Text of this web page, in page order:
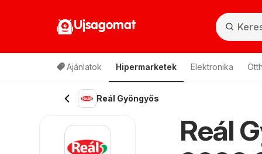
Ujsagomat
Ajánlatok Hipermarketek Elektronika
Reál Gyöngyös
Reál